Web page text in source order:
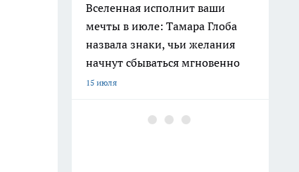
Вселенная исполнит ваши
мечты в июле: Тамара Глоба
назвала знаки, чьи желания
начнут сбываться мгновенно
15 июля
Ленинград окружен реками и